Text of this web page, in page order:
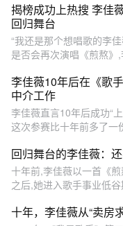
揭榜成功上热搜 李佳
回归舞台
“我还是那个想唱歌的李
是否会再次演唱《煎熬
李佳薇10年后在《歌
中介工作
李佳薇直言10年后成功“
这次参赛比十年前多了一
回归舞台的李佳薇：
十年前,李佳薇以一首《
之后,她进入歌手事业低
十年，李佳薇从“卖房